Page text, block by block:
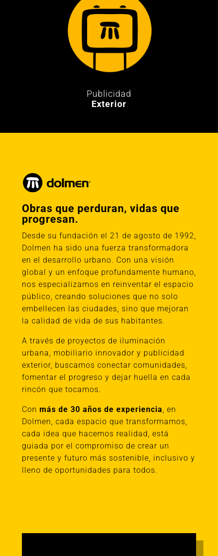
Publicidad
Exterior
Obras que perduran, vidas que
progresan.
Desde su fundación el 21 de agosto de 1992,
Dolmen ha sido una fuerza transformadora
en el desarrollo urbano. Con una visión
global y un enfoque profundamente humano,
nos especializamos en reinventar el espacio
público, creando soluciones que no solo
embellecen las ciudades, sino que mejoran
la calidad de vida de sus habitantes.
A través de proyectos de iluminación
urbana, mobiliario innovador y publicidad
exterior, buscamos conectar comunidades,
fomentar el progreso y dejar huella en cada
rincón que tocamos.
Con más de 30 años de experiencia, en
Dolmen, cada espacio que transformamos,
cada idea que hacemos realidad, está
guiada por el compromiso de crear un
presente y futuro más sostenible, inclusivo y
lleno de oportunidades para todos.